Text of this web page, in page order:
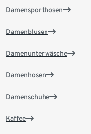
Damensporthosen
Damenblusen
Damenunterwäsche
Damenhosen
Damenschuhe
Kaffee